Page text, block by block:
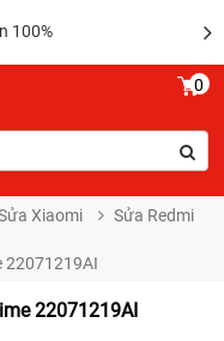
0
Xiaomi
Sửa Redmi
22071219AI
22071219AI